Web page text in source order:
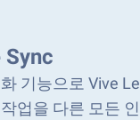
기능으로 Vive
업을 다른 모든